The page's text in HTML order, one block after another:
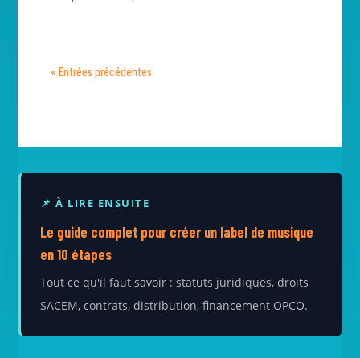
« Entrées précédentes
📌 À LIRE ENSUITE
Le guide complet pour créer un label de musique
en 10 étapes
Tout ce qu'il faut savoir : statuts juridiques, droits
SACEM, contrats, distribution, financement OPCO.